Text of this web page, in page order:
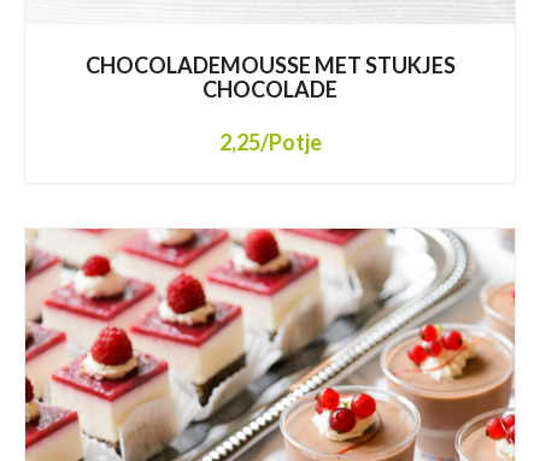
CHOCOLADEMOUSSE MET STUKJES
CHOCOLADE
2,25/Potje